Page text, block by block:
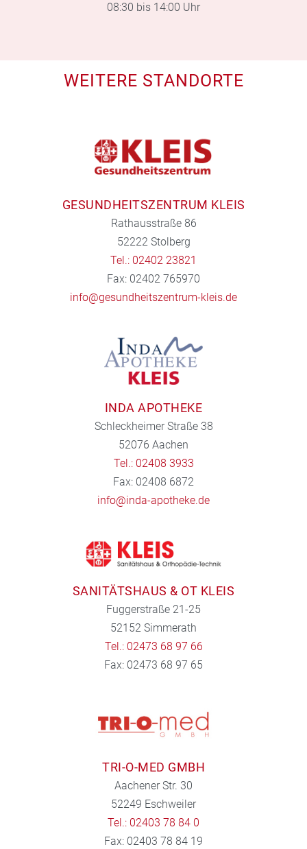
08:30 bis 14:00 Uhr
WEITERE STANDORTE
GESUNDHEITSZENTRUM KLEIS
Rathausstraße 86
52222 Stolberg
Tel.: 02402 23821
Fax: 02402 765970
info@gesundheitszentrum-kleis.de
INDA APOTHEKE
Schleckheimer Straße 38
52076 Aachen
Tel.: 02408 3933
Fax: 02408 6872
info@inda-apotheke.de
SANITÄTSHAUS & OT KLEIS
Fuggerstraße 21-25
52152 Simmerath
Tel.: 02473 68 97 66
Fax: 02473 68 97 65
TRI-O-MED GMBH
Aachener Str. 30
52249 Eschweiler
Tel.: 02403 78 84 0
Fax: 02403 78 84 19